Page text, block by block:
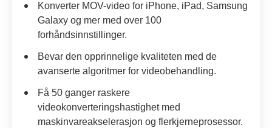
Konverter MOV-video for iPhone, iPad, Samsung
Galaxy og mer med over 100
forhåndsinnstillinger.
Bevar den opprinnelige kvaliteten med de
avanserte algoritmer for videobehandling.
Få 50 ganger raskere
videokonverteringshastighet med
maskinvareakselerasjon og flerkjerneprosessor.